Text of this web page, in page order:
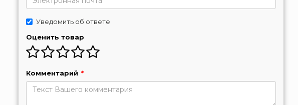
Уведомить об ответе
Оценить товар
Комментарий *